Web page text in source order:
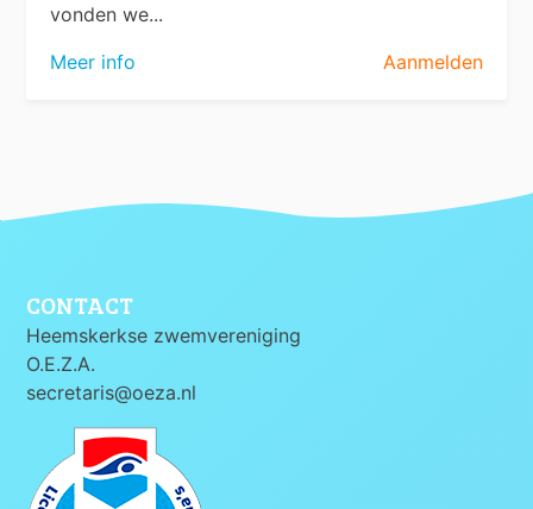
vonden we...
Meer info
Aanmelden
CONTACT
Heemskerkse zwemvereniging
O.E.Z.A.
secretaris@oeza.nl